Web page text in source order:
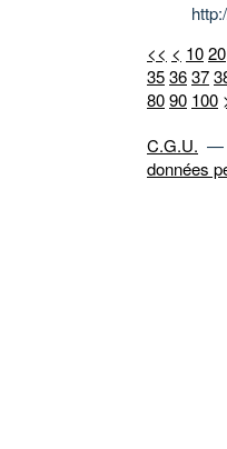
<< < 1020
353637
8090 100
C.G.U. —
données